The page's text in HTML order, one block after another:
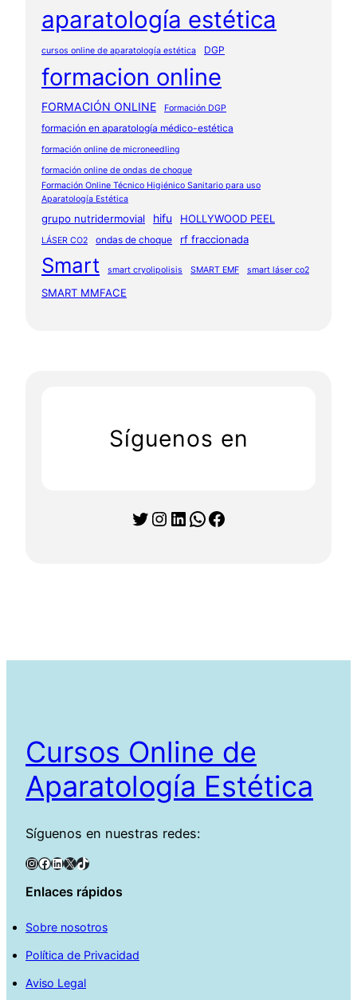
aparatología estética
cursos online de aparatología estética DGP
formacion online
FORMACIÓN ONLINE Formación DGP
formación en aparatología médico-estética
formación online de microneedling
formación online de ondas de choque
Formación Online Técnico Higiénico Sanitario para uso
Aparatología Estética
grupo nutridermovial hifu HOLLYWOOD PEEL
LÁSER CO2 ondas de choque rf fraccionada
Smart smart cryolipolisis SMART EMF smart láser co2
SMART MMFACE
Síguenos en
Twitter Instagram LinkedIn WhatsApp Facebook
Cursos Online de
Aparatología Estética
Síguenos en nuestras redes:
InstagramFacebook LinkedIn X TikTok
Enlaces rápidos
Sobre nosotros
Política de Privacidad
Aviso Legal